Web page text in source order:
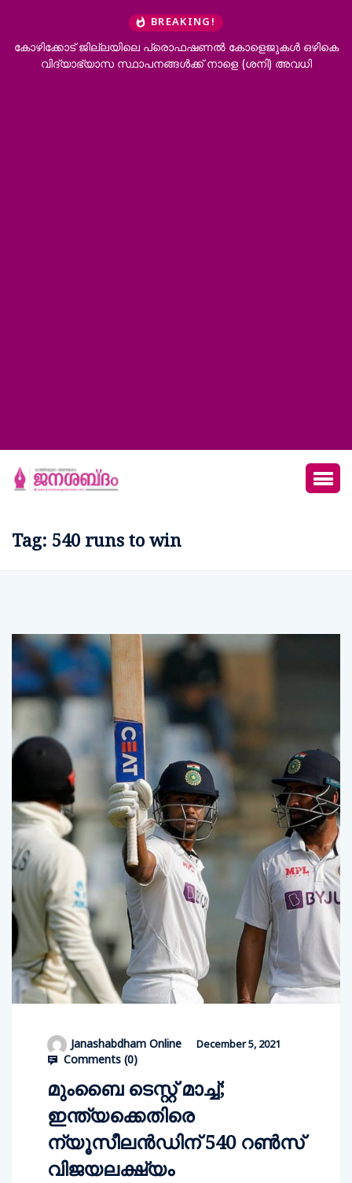
BREAKING!
കോഴിക്കോട് ജില്ലയിലെ പ്രൊഫഷണൽ കോളെജുകൾ ഒഴികെ
വിദ്യാഭ്യാസ സ്ഥാപനങ്ങൾക്ക് നാളെ (ശനി) അവധി
Tag: 540 runs to win
Janashabdham Online December 5, 2021
Comments (0)
മുംബൈ ടെസ്റ്റ് മാച്ച്;
ഇന്ത്യക്കെതിരെ
ന്യൂസീലന്‍ഡിന് 540 റണ്‍സ്
വിജയലക്ഷ്യം